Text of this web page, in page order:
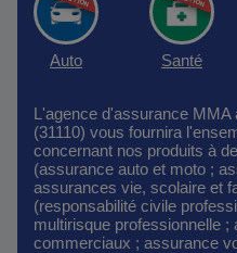
Auto Santé
L'agence d'assurance
(31110) vous fournira
concernant nos produits à
(assurance auto et moto ;
assurances vie, scolaire et
(responsabilité civile
multirisque professionnelle
commerciaux ; assurance